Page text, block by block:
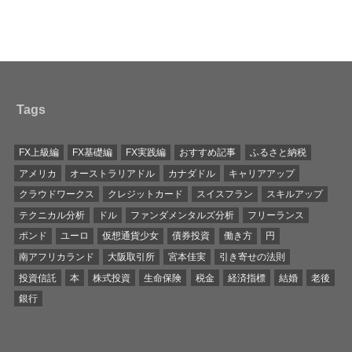
Tags
FX上級編 FX基礎編 FX実践編 おすすめ記事
ふるさと納税
アメリカ
オーストラリアドル カナダドル
キャリアアップ
クラウドワークス
クレジットカード スイスフラン
スキルアップ
テクニカル分析
ドル ファンダメンタルズ分析
フリーランス
ポンド
ユーロ 仮想通貨少女 債券投資 働き方
円
南アフリカランド
大阪取引所 宮本佳実
引き寄せの法則
投資信託
本 株式投資 生命保険 税金 経済指標 結婚
老後
銀行